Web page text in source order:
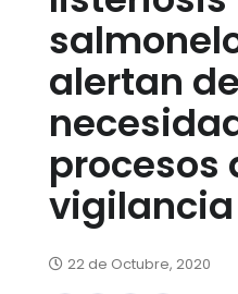
alertan
procesos
vigilancia
22 de Octubre, 2020